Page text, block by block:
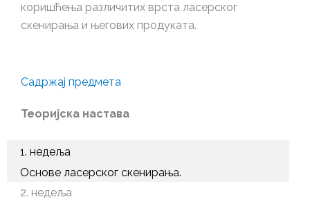
коришћења различитих врста ласерског
скенирања и његових продуката.
Садржај предмета
Теоријска настава
1. недеља
Основе ласерског скенирања.
2. недеља